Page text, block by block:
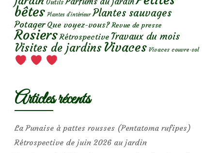
Outils
bêtes Plantes d’intérieur Plantes sauvages
Potager Que voyez-vous? Revue de presse
Rosiers Rétrospective Travaux du mois
Visites de jardins Vivaces Vivaces couvre-sol
Articles récents
La Punaise à pattes rousses (Pentatoma rufipes)
Rétrospective de juin 2026 au jardin